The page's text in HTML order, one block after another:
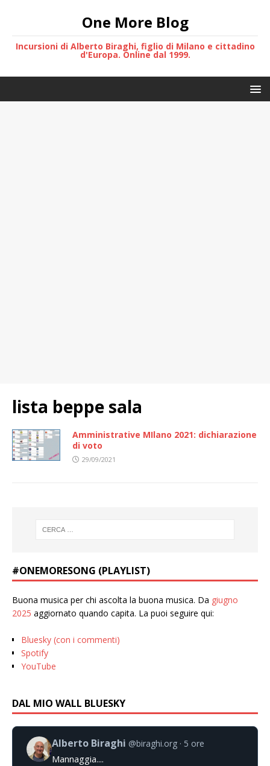
One More Blog
Incursioni di Alberto Biraghi, figlio di Milano e cittadino
d'Europa. Online dal 1999.
lista beppe sala
Amministrative MIlano 2021: dichiarazione
di voto
29/09/2021
#ONEMORESONG (PLAYLIST)
Buona musica per chi ascolta la buona musica. Da giugno
2025 aggiornato quando capita. La puoi seguire qui:
Bluesky (con i commenti)
Spotify
YouTube
DAL MIO WALL BLUESKY
Alberto Biraghi @biraghi.org 5 ore
Mannaggia....